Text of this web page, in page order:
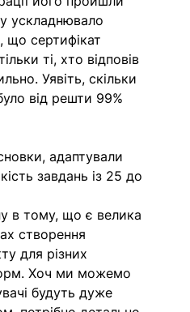
ускладнювало
що сертифікат
ті, хто відповів
Уявіть, скільки
від решти 99%
адаптували
завдань із 25 до
в тому, що є велика
створення
для різних
Хоч ми можемо
будуть дуже